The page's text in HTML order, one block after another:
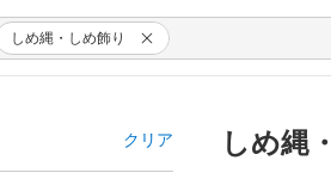
しめ縄・しめ飾り
クリア しめ縄